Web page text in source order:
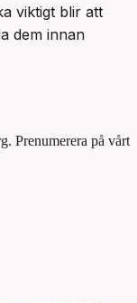
viktigt blir att
dem innan
Prenumerera på vårt